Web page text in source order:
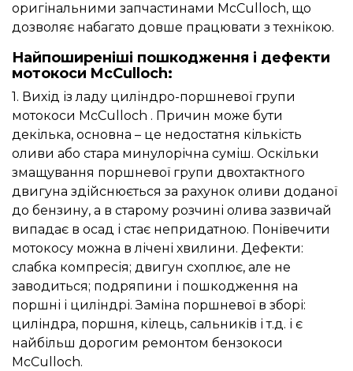
оригінальними запчастинами McCulloch, що
дозволяє набагато довше працювати з технікою.
Найпоширеніші пошкодження і дефекти
мотокоси McCulloch:
1. Вихід із ладу циліндро-поршневої групи
мотокоси McCulloch . Причин може бути
декілька, основна – це недостатня кількість
оливи або стара минулорічна суміш. Оскільки
змащування поршневої групи двохтактного
двигуна здійснюється за рахунок оливи доданої
до бензину, а в старому розчині олива зазвичай
випадає в осад і стає непридатною. Понівечити
мотокосу можна в лічені хвилини. Дефекти:
слабка компресія; двигун схоплює, але не
заводиться; подряпини і пошкодження на
поршні і циліндрі. Заміна поршневої в зборі:
циліндра, поршня, кілець, сальників і т.д. і є
найбільш дорогим ремонтом бензокоси
McCulloch.